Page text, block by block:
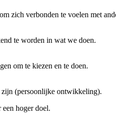
zich verbonden te voelen met
te worden in wat we doen.
om te kiezen en te doen.
zijn (persoonlijke ontwikkeling).
hoger doel.